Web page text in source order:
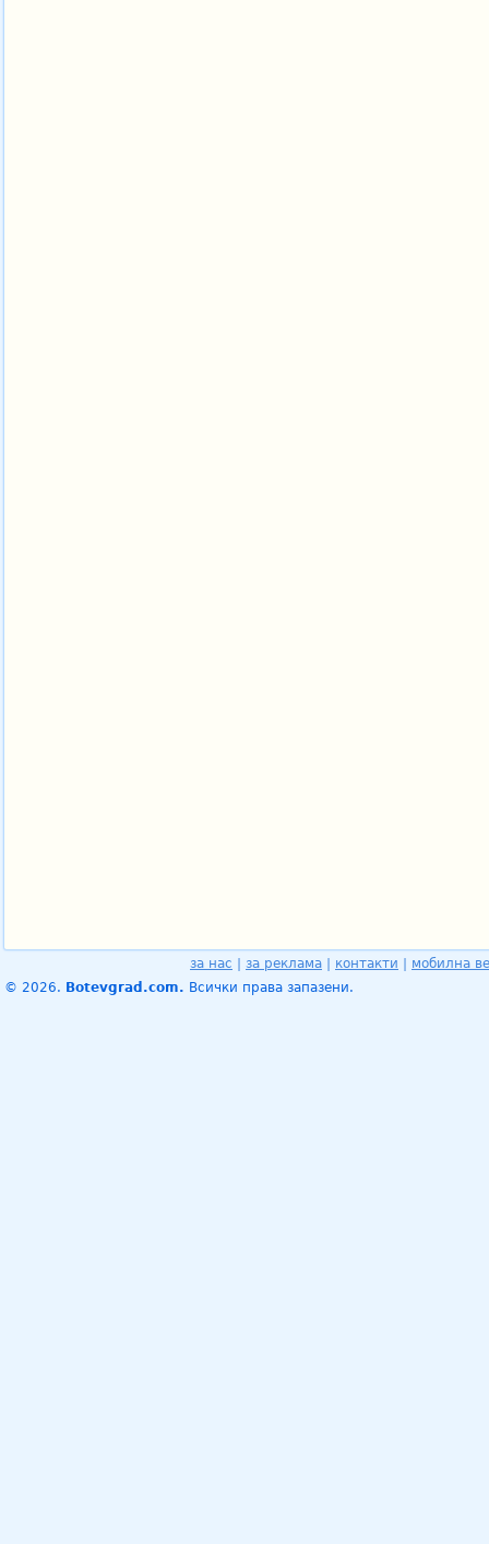
за нас за реклама контакти
мобилна
© 2026. Botevgrad.com. Всички права запазени.